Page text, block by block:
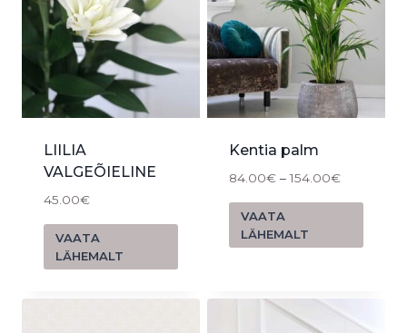
LIILIA
VALGEÕIELINE
45.00€
VAATA
LÄHEMALT
Kentia palm
84.00€ – 154.00€
VAATA
LÄHEMALT